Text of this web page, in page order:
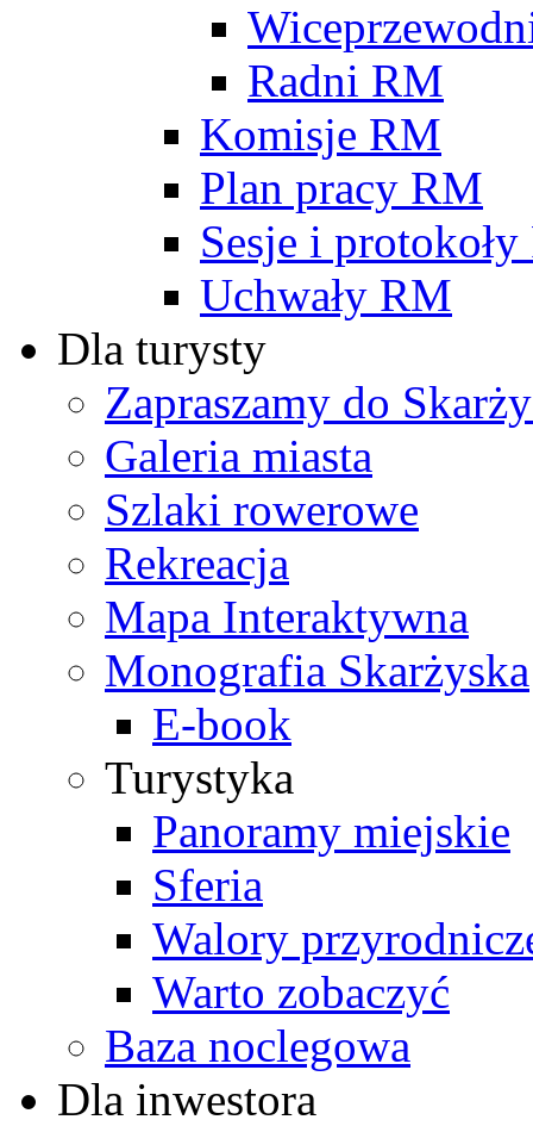
Radni RM
Komisje RM
Plan pracy RM
Sesje i
Uchwały RM
Dla turysty
Zapraszamy do
Galeria miasta
Szlaki rowerowe
Rekreacja
Mapa Interaktywna
Monografia Skarżyska
E-book
Turystyka
Panoramy miejskie
Sferia
Walory
Warto zobaczyć
Baza noclegowa
Dla inwestora